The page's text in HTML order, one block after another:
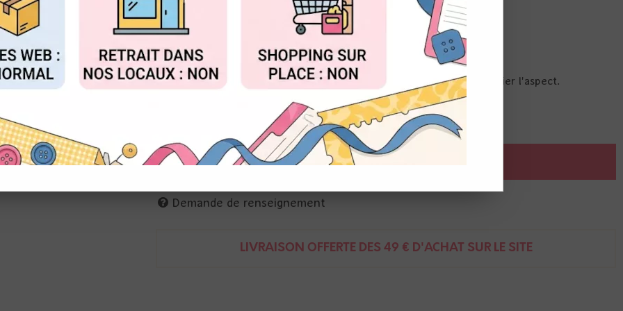
Réf. :TAA71846
Ranger
Les encres Alloy apportent de la brillance à vos encres alcool.
Ces encres peuvent être mélangées aux encres alcool pour en modifier l'aspect.
Demande de renseignement
LIVRAISON OFFERTE DÈS 49 € D'ACHAT SUR LE SITE
ACCEPTER TOUT